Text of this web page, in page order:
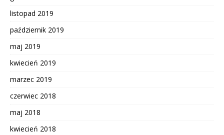
listopad 2019
październik 2019
maj 2019
kwiecień 2019
marzec 2019
czerwiec 2018
maj 2018
kwiecień 2018